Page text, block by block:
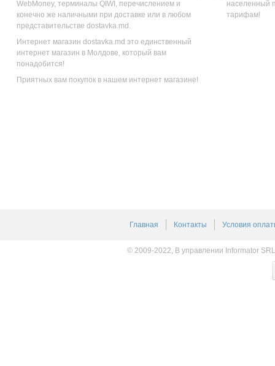
WebMoney, терминалы QIWI, перечислением и
конечно же наличными при доставке или в любом
представительстве dostavka.md.
Интернет магазин dostavka.md это единственный
интернет магазин в Молдове, который вам
понадобится!
Приятных вам покупок в нашем интернет магазине!
населенный
тарифам!
Главная Контакты Условия
© 2009-2022, В управлении Informator SRL